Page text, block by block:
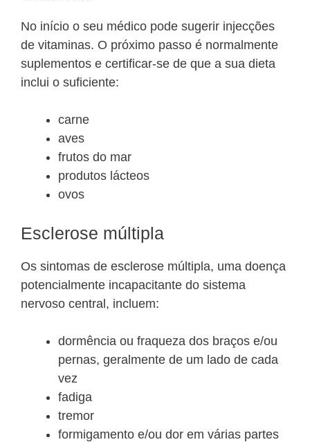
No início o seu médico pode sugerir injecções
de vitaminas. O próximo passo é normalmente
suplementos e certificar-se de que a sua dieta
inclui o suficiente:
carne
aves
frutos do mar
produtos lácteos
ovos
Esclerose múltipla
Os sintomas de esclerose múltipla, uma doença
potencialmente incapacitante do sistema
nervoso central, incluem:
dormência ou fraqueza dos braços e/ou
pernas, geralmente de um lado de cada
vez
fadiga
tremor
formigamento e/ou dor em várias partes